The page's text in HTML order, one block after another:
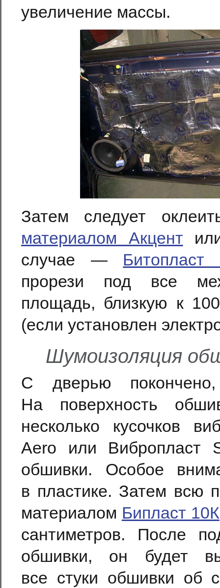
увеличение массы.
Затем следует
материалом Акцент
случае —
прорези под все
площадь, близкую к
(если установлен
Шумоизоляция
С дверью
На поверхность
несколько кусочков
Aero или Вибропласт
обшивки. Особое
в пластике. Затем всю
материалом Бипласт 10К
сантиметров. После
обшивки, он будет
все стуки обшивки об